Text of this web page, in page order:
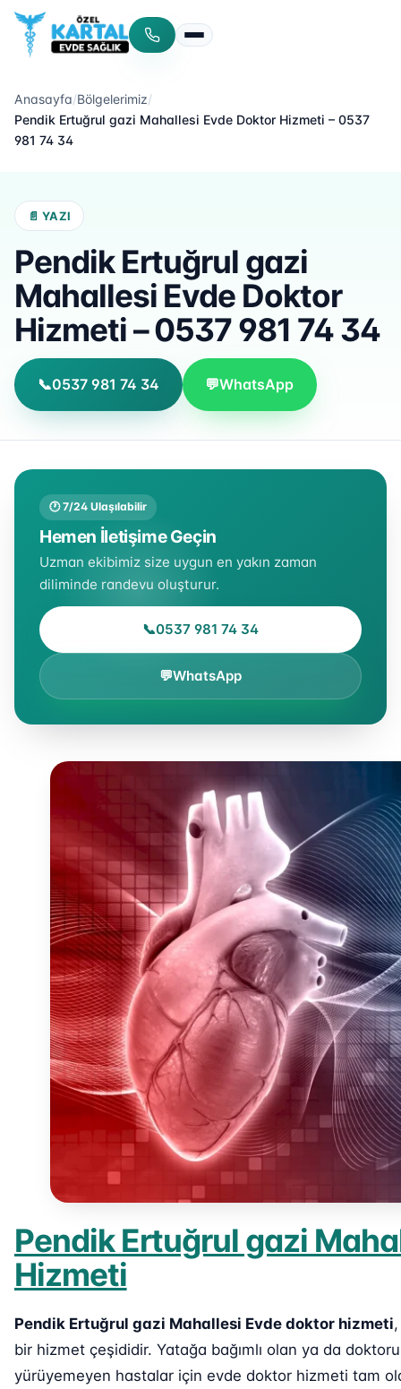
Menüyü aç/kapat
Anasayfa/Bölgelerimiz/
Pendik Ertuğrul gazi Mahallesi Evde Doktor Hizmeti – 0537
981 74 34
📄 YAZI
Pendik Ertuğrul gazi
Mahallesi Evde Doktor
Hizmeti – 0537 981 74 34
📞0537 981 74 34 💬WhatsApp
Pendik Ertuğrul gazi
Hizmeti
Pendik Ertuğrul gazi Mahallesi Evde doktor hizmeti
bir hizmet çeşididir. Yatağa bağımlı olan ya da
yürüyemeyen hastalar için evde doktor hizmeti tam
🕐 7/24 Ulaşılabilir
Hemen İletişime Geçin
Uzman ekibimiz size uygun en yakın zaman
diliminde randevu oluşturur.
📞0537 981 74 34
💬WhatsApp